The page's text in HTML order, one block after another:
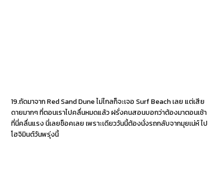
19.ถัดมาจาก Red Sand Dune ไม่ไกลก็จะเจอ Surf Beach เลย แต่เสีย
ดายมากๆ ที่ตอนเราไปคลื่นหมดแล้ว ฝรั่งคนสอนบอกว่าต้องมาตอนเช้า
ที่นี่คลื่นแรง นี่เลยช็อคเลย เพราะเดียววันนี้ต้องนั่งรถกลับจากมุยเน่ห์ ไป
โฮจิมินต์วันพรุ่งนี้